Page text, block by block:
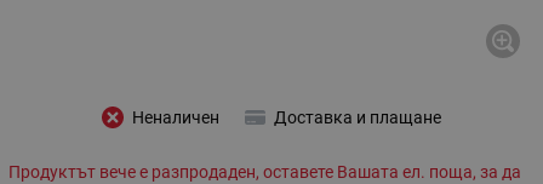
Неналичен Доставка и плащане
Продуктът вече е разпродаден, оставете Вашата ел. поща, за да